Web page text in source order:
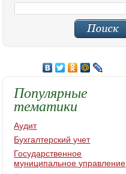
Популярные
тематики
Аудит
Бухгалтерский учет
Государственное
муниципальное управление